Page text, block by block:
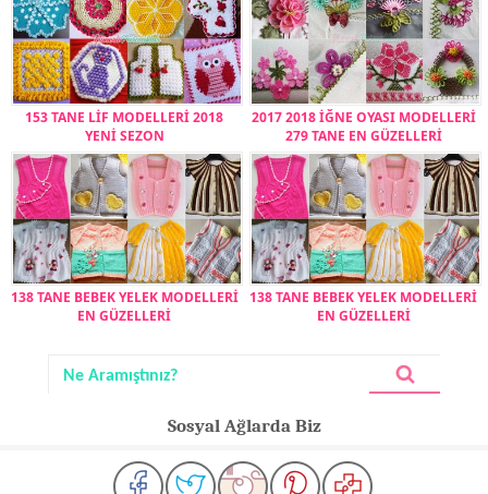
153 TANE LİF MODELLERİ 2018
YENİ SEZON
2017 2018 İĞNE OYASI MODELLERİ
279 TANE EN GÜZELLERİ
138 TANE BEBEK YELEK MODELLERİ
EN GÜZELLERİ
138 TANE BEBEK YELEK MODELLERİ
EN GÜZELLERİ
Sosyal Ağlarda Biz